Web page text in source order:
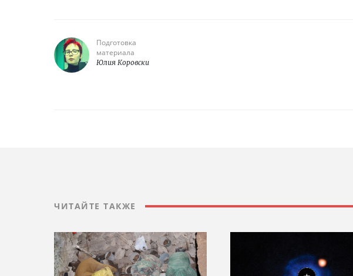
Подготовка
материала
Юлия Коровски
ЧИТАЙТЕ ТАКЖЕ